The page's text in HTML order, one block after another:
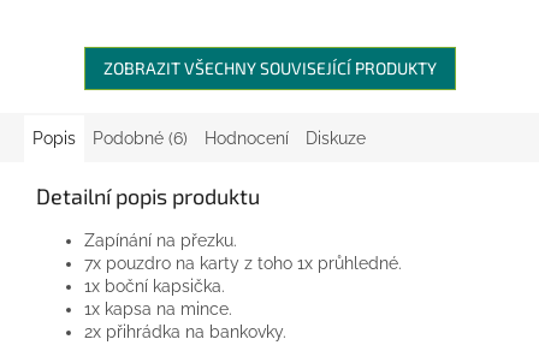
ZOBRAZIT VŠECHNY SOUVISEJÍCÍ PRODUKTY
Popis Podobné (6) Hodnocení Diskuze
Detailní popis produktu
Zapínání na přezku.
7x pouzdro na karty z toho 1x průhledné.
1x boční kapsička.
1x kapsa na mince.
2x přihrádka na bankovky.